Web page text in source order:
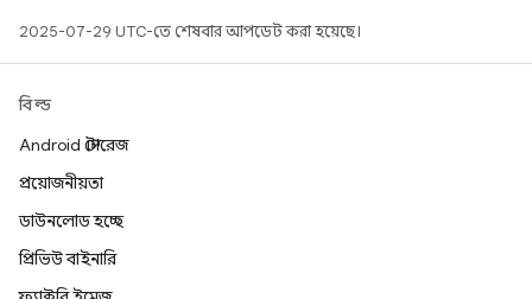
2025-07-29 UTC-তে শেষবার আপডেট করা হয়েছে।
বিল্ড
Android স্টোরেজ
প্রয়োজনীয়তা
ডাউনলোড হচ্ছে
প্রিভিউ বাইনারি